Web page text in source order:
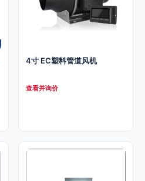
4寸 EC塑料管道风机
查看并询价